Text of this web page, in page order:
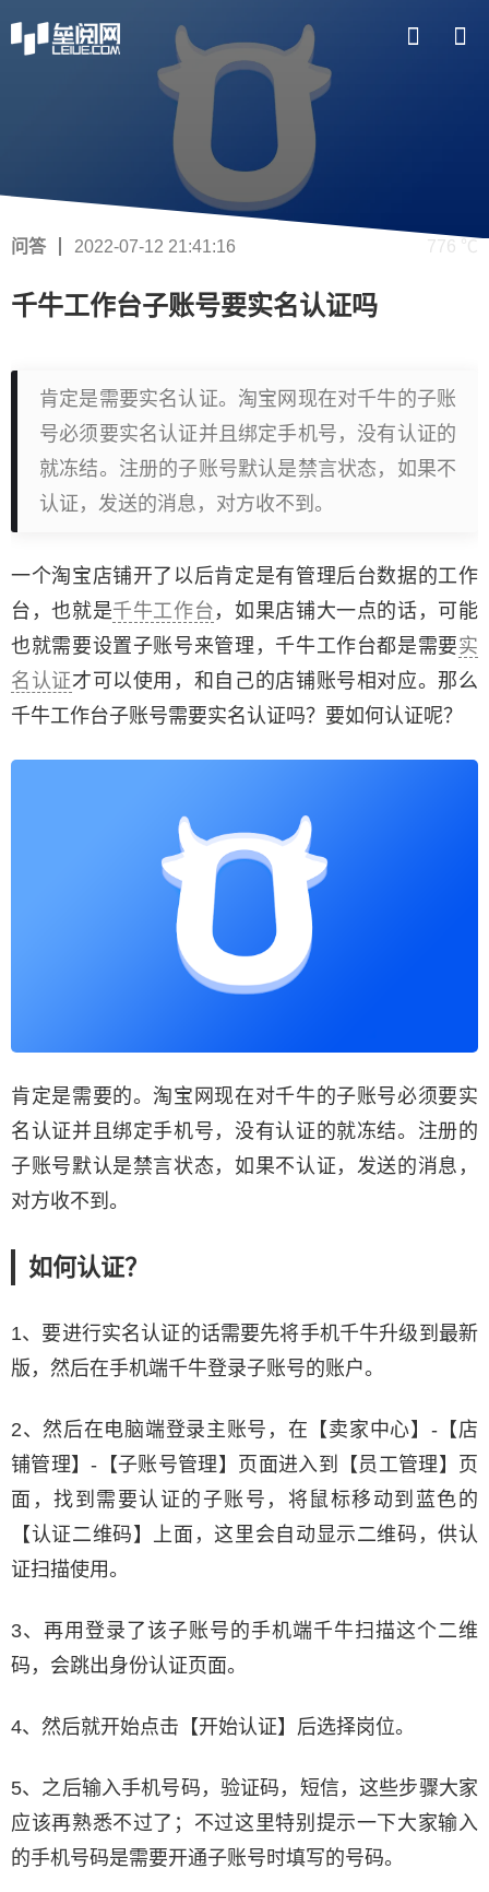
问答 2022-07-12 21:41:16 776 ℃
千牛工作台子账号要实名认证吗
肯定是需要实名认证。淘宝网现在对千牛的子账
号必须要实名认证并且绑定手机号，没有认证的
就冻结。注册的子账号默认是禁言状态，如果不
认证，发送的消息，对方收不到。
一个淘宝店铺开了以后肯定是有管理后台数据的工作
台，也就是千牛工作台 ，如果店铺大一点的话，可能
也就需要设置子账号来管理，千牛工作台都是需要实
名认证才可以使用，和自己的店铺账号相对应。那么
千牛工作台子账号需要实名认证吗？要如何认证呢？
肯定是需要的。淘宝网现在对千牛的子账号必须要实
名认证并且绑定手机号，没有认证的就冻结。注册的
子账号默认是禁言状态，如果不认证，发送的消息，
对方收不到。
如何认证？
1、要进行实名认证的话需要先将手机千牛升级到最新
版，然后在手机端千牛登录子账号的账户。
2、然后在电脑端登录主账号，在【卖家中心】-【店
铺管理】-【子账号管理】页面进入到【员工管理】页
面，找到需要认证的子账号，将鼠标移动到蓝色的
【认证二维码】上面，这里会自动显示二维码，供认
证扫描使用。
3、再用登录了该子账号的手机端千牛扫描这个二维
码，会跳出身份认证页面。
4、然后就开始点击【开始认证】后选择岗位。
5、之后输入手机号码，验证码，短信，这些步骤大家
应该再熟悉不过了；不过这里特别提示一下大家输入
的手机号码是需要开通子账号时填写的号码。